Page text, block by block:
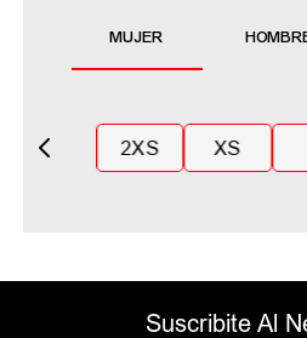
MUJER
2XS XS
Suscribite Al